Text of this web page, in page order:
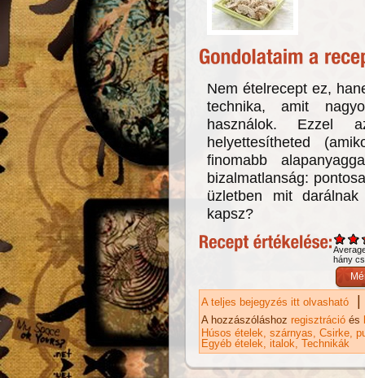
Nem ételrecept ez,
technika, amit
használok. Ezzel
helyettesítheted
finomabb
bizalmatlanság:
üzletben mit
kapsz?
hány
A teljes bejegyzés itt olvasható |
A hozzászóláshoz regisztráció és
Húsos ételek szárnyas Csirke
Egyéb ételek, italok Technikák